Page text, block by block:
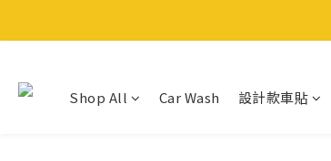
Shop All Car Wash 設計款車貼